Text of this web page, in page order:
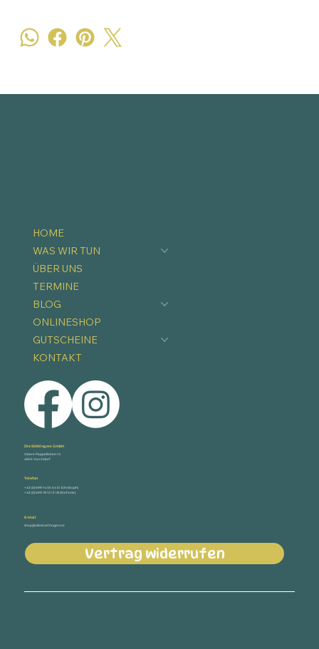
HOME
WAS WIR TUN
ÜBER UNS
TERMINE
BLOG
ONLINESHOP
GUTSCHEINE
KONTAKT
Die Stöttingers GmbH
Obere Pappelleiten 14
4655 Vorchdorf
Telefon
+43 (0) 699 14 05 54 51 (Christoph)
+43 (0) 699 18 10 13 18 (Stefanie)
E-Mail
shop@diestoettingers.at
Vertrag widerrufen